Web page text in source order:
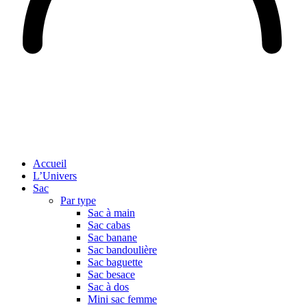
Accueil
L’Univers
Sac
Par type
Sac à main
Sac cabas
Sac banane
Sac bandoulière
Sac baguette
Sac besace
Sac à dos
Mini sac femme